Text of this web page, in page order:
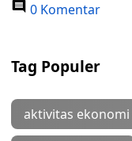
0 Komentar
Tag Populer
aktivitas ekonomi